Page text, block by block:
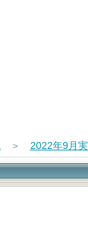
＞ 2022年9月